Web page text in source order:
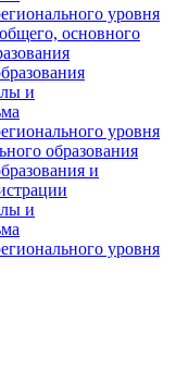
уровня
основного
и
уровня
образования
и
и
уровня